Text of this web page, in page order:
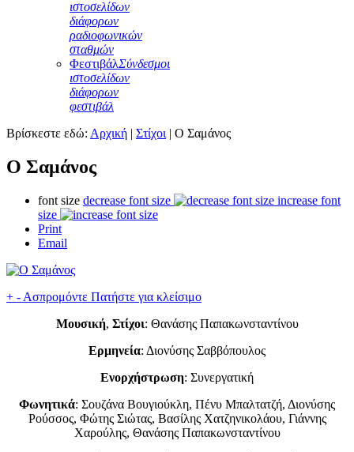
ιστοσελίδων
διάφορων
ραδιοφωνικών
σταθμών
ΦεστιβάλΣύνδεσμοι
ιστοσελίδων
διάφορων
φεστιβάλ
Βρίσκεστε εδώ: Αρχική | Στίχοι| Ο Σαμάνος
Ο Σαμάνος
font size decrease font size
increase font
size
Print
Email
+ - Ασπρομόντε Πατήστε για κλείσιμο
Μουσική, Στίχοι: Θανάσης Παπακωνσταντίνου
Ερμηνεία: Διονύσης Σαββόπουλος
Ενορχήστρωση: Συνεργατική
Φωνητικά: Σουζάνα Βουγιούκλη, Πένυ Μπαλτατζή, Διονύσης
Ρούσσος, Φώτης Σιώτας, Βασίλης Χατζηνικολάου, Γιάννης
Χαρούλης, Θανάσης Παπακωνσταντίνου